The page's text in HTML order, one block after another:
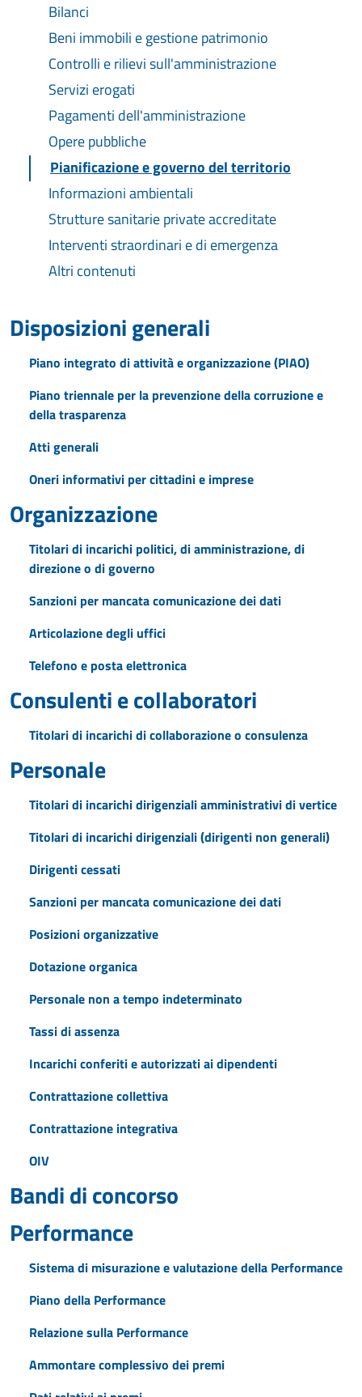
Bilanci
Beni immobili e gestione patrimonio
Controlli e rilievi sull'amministrazione
Servizi erogati
Pagamenti dell'amministrazione
Opere pubbliche
Pianificazione e governo del territorio
Informazioni ambientali
Strutture sanitarie private accreditate
Interventi straordinari e di emergenza
Altri contenuti
Disposizioni generali
Piano integrato di attività e organizzazione (PIAO)
Piano triennale per la prevenzione della corruzione e
della trasparenza
Atti generali
Oneri informativi per cittadini e imprese
Organizzazione
Titolari di incarichi politici, di amministrazione, di
direzione o di governo
Sanzioni per mancata comunicazione dei dati
Articolazione degli uffici
Telefono e posta elettronica
Consulenti e collaboratori
Titolari di incarichi di collaborazione o consulenza
Personale
Titolari di incarichi dirigenziali amministrativi di vertice
Titolari di incarichi dirigenziali (dirigenti non generali)
Dirigenti cessati
Sanzioni per mancata comunicazione dei dati
Posizioni organizzative
Dotazione organica
Personale non a tempo indeterminato
Tassi di assenza
Incarichi conferiti e autorizzati ai dipendenti
Contrattazione collettiva
Contrattazione integrativa
OIV
Bandi di concorso
Performance
Sistema di misurazione e valutazione della Performance
Piano della Performance
Relazione sulla Performance
Ammontare complessivo dei premi